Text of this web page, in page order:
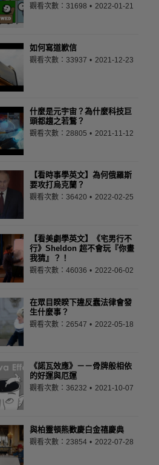
觀看次數：31698 2022-01-21
如何寫道歉信
觀看次數：33937 2021-12-23
什麼是元宇宙？為什麼科技巨
頭都趨之若鶩？
觀看次數：28805 2021-11-12
【看時事學英文】為何俄羅斯
要攻打烏克蘭？
觀看次數：36420 2022-02-25
【看美劇學英文】《宅男行不
行》Sheldon 超不會玩『你畫
我猜』？！
觀看次數：46036 2022-06-02
在眾目睽睽下違反蠢法律會發
生什麼事？
觀看次數：26547 2022-05-18
《諾瓦效應》－－骨牌般相依
的好運與厄運
觀看次數：36232 2021-10-07
與柏靈頓熊歡慶白金禧慶典
觀看次數：23854 2022-07-28